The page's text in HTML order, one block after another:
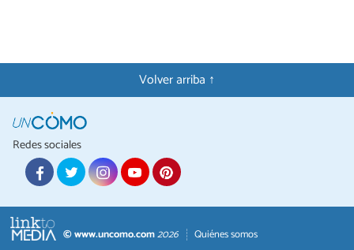
Volver arriba ↑
Redes sociales
© www.uncomo.com2026 Quiénes somos